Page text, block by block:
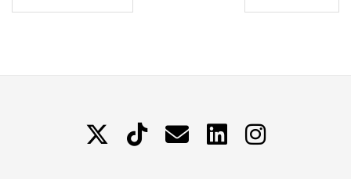
TikTok Contattami LinkedIn